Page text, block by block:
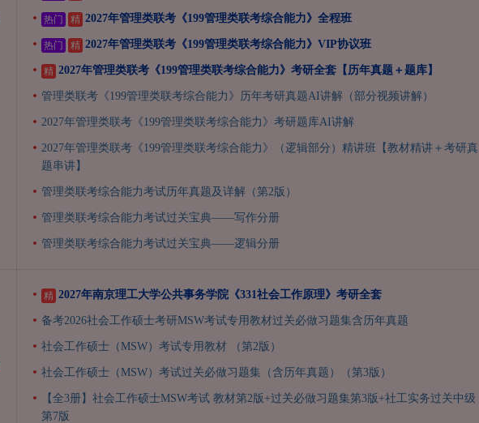
热门 精 2027年管理类联考《199管理类联考综合能力》全程班
热门 精 2027年管理类联考《199管理类联考综合能力》VIP协议班
精 2027年管理类联考《199管理类联考综合能力》考研全套【历年真题＋题库】
管理类联考《199管理类联考综合能力》历年考研真题AI讲解（部分视频讲解）
2027年管理类联考《199管理类联考综合能力》考研题库AI讲解
2027年管理类联考《199管理类联考综合能力》（逻辑部分）精讲班【教材精讲＋考研真
题串讲】
管理类联考综合能力考试历年真题及详解（第2版）
管理类联考综合能力考试过关宝典——写作分册
管理类联考综合能力考试过关宝典——逻辑分册
精 2027年南京理工大学公共事务学院《331社会工作原理》考研全套
备考2026社会工作硕士考研MSW考试专用教材过关必做习题集含历年真题
社会工作硕士（MSW）考试专用教材 （第2版）
社会工作硕士（MSW）考试过关必做习题集（含历年真题）（第3版）
【全3册】社会工作硕士MSW考试 教材第2版+过关必做习题集第3版+社工实务过关中级
第7版